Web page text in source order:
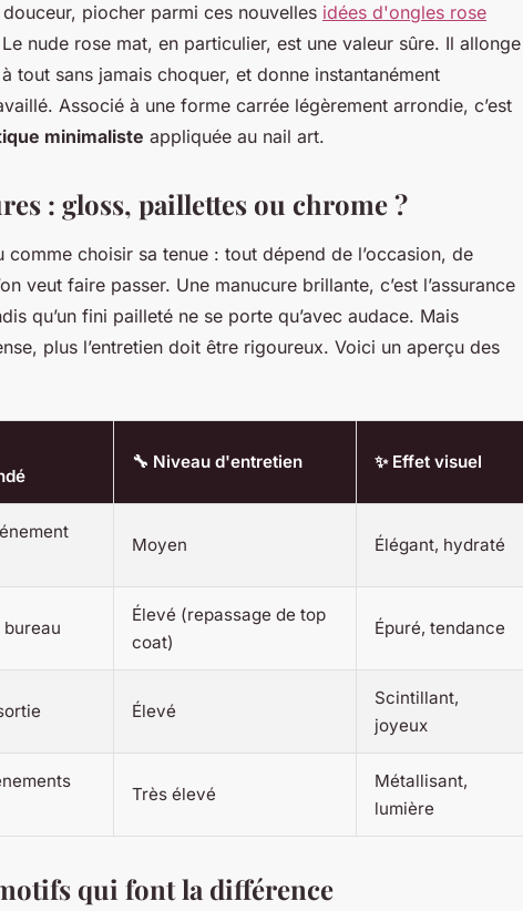
piocher parmi ces nouvelles idées d'ongles rose
nude rose mat, en particulier, est une valeur sûre. Il allonge
tout sans jamais choquer, et donne instantanément
Associé à une forme carrée légèrement arrondie, c’est
minimaliste appliquée au nail art.
: gloss, paillettes ou chrome ?
comme choisir sa tenue : tout dépend de l’occasion, de
veut faire passer. Une manucure brillante, c’est l’assurance
qu’un fini pailleté ne se porte qu’avec audace. Mais
plus l’entretien doit être rigoureux. Voici un aperçu des
🔧 Niveau d'entretien ✨ Effet visuel
Moyen Élégant, hydraté
bureau
Élevé (repassage de top
coat)
Épuré, tendance
Élevé
Scintillant,
joyeux
Très élevé
Métallisant,
lumière
qui font la différence